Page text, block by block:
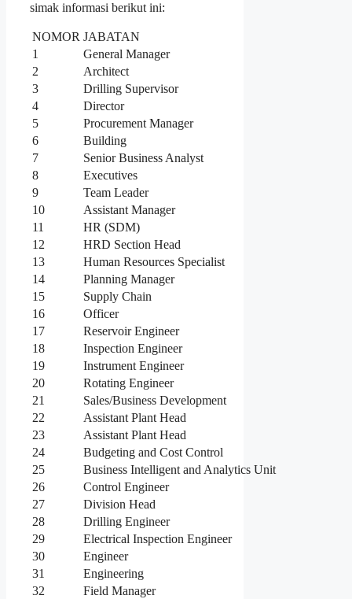
simak informasi berikut ini:
NOMOR JABATAN
1
General Manager
2
Architect
3
Drilling Supervisor
4
Director
5
Procurement Manager
6
Building
7
Senior Business Analyst
8
Executives
9
Team Leader
10
Assistant Manager
11
HR (SDM)
12
HRD Section Head
13
Human Resources Specialist
14
Planning Manager
15
Supply Chain
16
Officer
17
Reservoir Engineer
18
Inspection Engineer
19
Instrument Engineer
20
Rotating Engineer
21
Sales/Business Development
22
Assistant Plant Head
23
Assistant Plant Head
24
Budgeting and Cost Control
25
Business Intelligent and Analytics Unit
26
Control Engineer
27
Division Head
28
Drilling Engineer
29
Electrical Inspection Engineer
30
Engineer
31
Engineering
32
Field Manager